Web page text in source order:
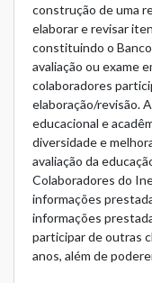
construção de uma
elaborar e revisar
constituindo o
avaliação ou exame
colaboradores
elaboração/revisão.
educacional e
diversidade e
avaliação da
Colaboradores do
informações
informações
participar de outras
anos, além de